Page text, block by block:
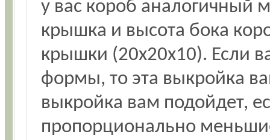
у вас короб аналогичный
крышка и высота бока
крышки (20х20х10). Если
формы, то эта выкройка
выкройка вам подойдет,
пропорционально